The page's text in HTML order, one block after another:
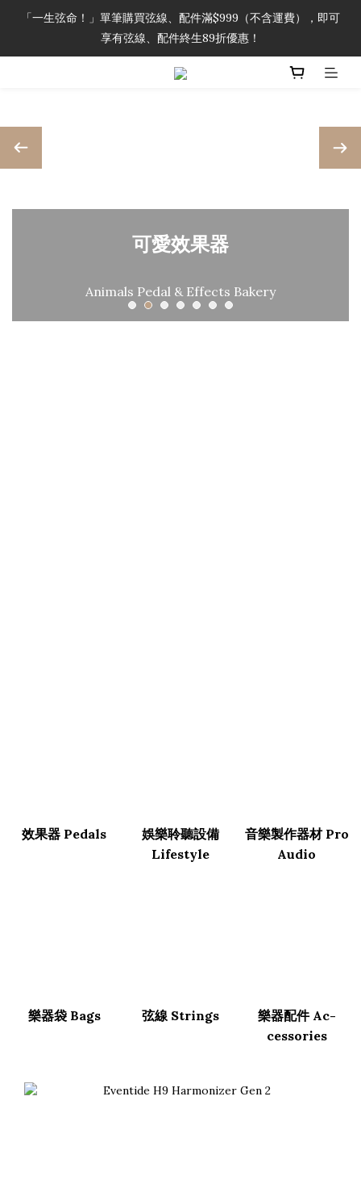
「一生弦命！」單筆購買弦線、配件滿$999（不含運費），即可
享有弦線、配件終生89折優惠！
「一生弦命！」單筆購買弦線、配件滿$999（不含運費），即可
享有弦線、配件終生89折優惠！
加入會員即領2000元購物金。 加入購物車查看更多折扣！
「一生弦命！」單筆購買弦線、配件滿$999（不含運費），即可
可愛效果器
Animals Pedal & Effects Bakery
效果器 Pedals
娛樂聆聽設備
Lifestyle
音樂製作器材 Pro
Audio
樂器袋 Bags 弦線 Strings
樂器配件 Ac­
cessor­ies